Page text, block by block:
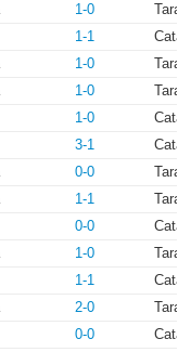
1-0
1-1
1-0
1-0
1-0
3-1
0-0
1-1
0-0
1-0
1-1
2-0
0-0